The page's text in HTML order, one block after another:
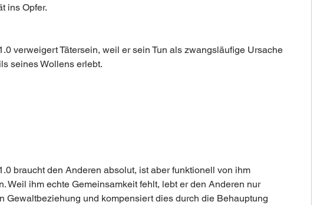
ins Opfer.
verweigert Tätersein, weil er sein Tun als zwangsläufige Ursache
seines Wollens erlebt.
braucht den Anderen absolut, ist aber funktionell von ihm
Weil ihm echte Gemeinsamkeit fehlt, lebt er den Anderen nur
Gewaltbeziehung und kompensiert dies durch die Behauptung